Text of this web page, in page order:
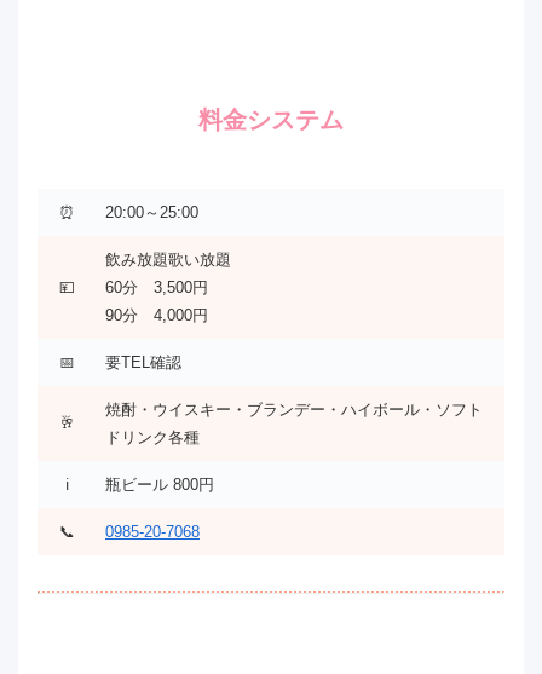
料金システム
⏰ 20:00～25:00
💴
飲み放題歌い放題
60分 3,500円
90分 4,000円
📅 要TEL確認
🥂
焼酎・ウイスキー・ブランデー・ハイボール・ソフト
ドリンク各種
ℹ️ 瓶ビール 800円
📞 0985-20-7068